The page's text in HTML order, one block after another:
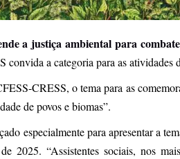
a justiça ambiental para
a categoria para as atividades
CRESS, o tema para as
de povos e biomas”.
especialmente para apresentar a
2025. “Assistentes sociais, nos